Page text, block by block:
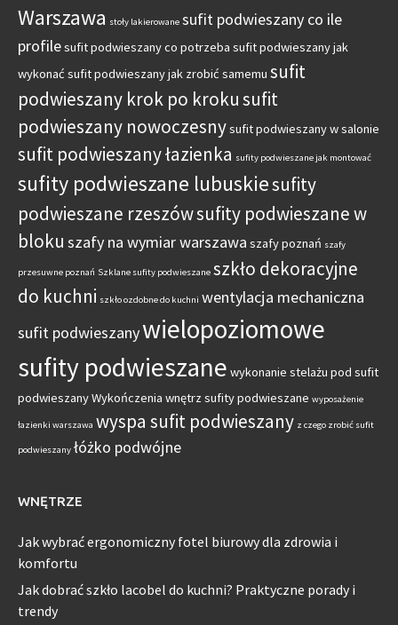
Warszawa stoły lakierowane sufit podwieszany co ile
profilesufit podwieszany co potrzeba sufit podwieszany jak
wykonać sufit podwieszany jak zrobić samemu sufit
podwieszany krok po krokusufit
podwieszany nowoczesnysufit podwieszany w salonie
sufit podwieszany łazienka sufity podwieszane jak montować
sufity podwieszane lubuskiesufity
podwieszane rzeszówsufity podwieszane w
bloku szafy na wymiar warszawa szafy poznań szafy
przesuwne poznań Szklane sufity podwieszane szkło dekoracyjne
do kuchni szkło ozdobne do kuchni wentylacja mechaniczna
sufit podwieszanywielopoziomowe
sufity podwieszane wykonanie stelażu pod sufit
podwieszanyWykończenia wnętrz sufity podwieszane wyposażenie
łazienki warszawa wyspa sufit podwieszany z czego zrobić sufit
podwieszany łóżko podwójne
WNĘTRZE
Jak wybrać ergonomiczny fotel biurowy dla zdrowia i
komfortu
Jak dobrać szkło lacobel do kuchni? Praktyczne porady i
trendy